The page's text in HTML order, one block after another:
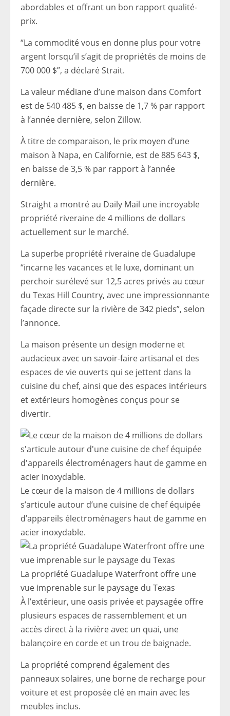
abordables et offrant un bon rapport qualité-
prix.
“La commodité vous en donne plus pour votre
argent lorsqu’il s’agit de propriétés de moins de
700 000 $”, a déclaré Strait.
La valeur médiane d’une maison dans Comfort
est de 540 485 $, en baisse de 1,7 % par rapport
à l’année dernière, selon Zillow.
À titre de comparaison, le prix moyen d’une
maison à Napa, en Californie, est de 885 643 $,
en baisse de 3,5 % par rapport à l’année
dernière.
Straight a montré au Daily Mail une incroyable
propriété riveraine de 4 millions de dollars
actuellement sur le marché.
La superbe propriété riveraine de Guadalupe
“incarne les vacances et le luxe, dominant un
perchoir surélevé sur 12,5 acres privés au cœur
du Texas Hill Country, avec une impressionnante
façade directe sur la rivière de 342 pieds”, selon
l’annonce.
La maison présente un design moderne et
audacieux avec un savoir-faire artisanal et des
espaces de vie ouverts qui se jettent dans la
cuisine du chef, ainsi que des espaces intérieurs
et extérieurs homogènes conçus pour se
divertir.
Le cœur de la maison de 4 millions de dollars
s’articule autour d’une cuisine de chef équipée
d’appareils électroménagers haut de gamme en
acier inoxydable.
La propriété Guadalupe Waterfront offre une
vue imprenable sur le paysage du Texas
À l’extérieur, une oasis privée et paysagée offre
plusieurs espaces de rassemblement et un
accès direct à la rivière avec un quai, une
balançoire en corde et un trou de baignade.
La propriété comprend également des
panneaux solaires, une borne de recharge pour
voiture et est proposée clé en main avec les
meubles inclus.